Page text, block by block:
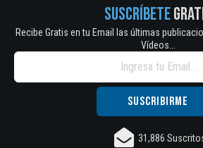
SUSCRÍBETE
Recibe Gratis en tu Email las últimas
Vídeos...
31,886